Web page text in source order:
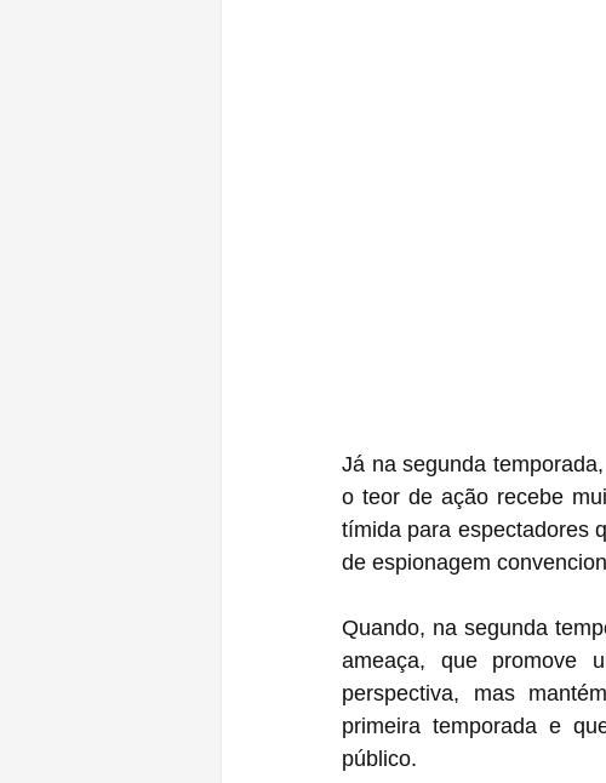
Já na segunda
o teor de ação recebe
tímida para espectadores
de espionagem
Quando, na segunda
ameaça, que promove
perspectiva, mas
primeira temporada e
público.